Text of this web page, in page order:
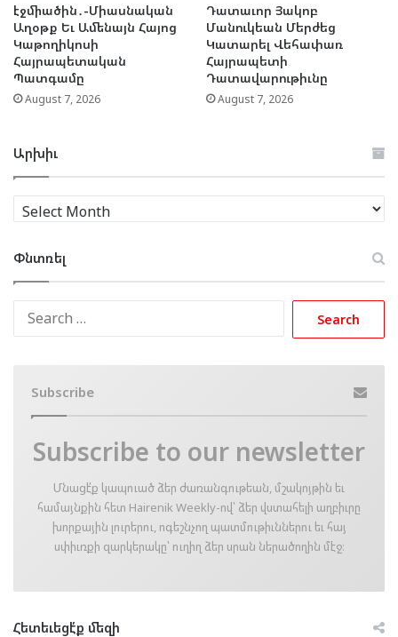
էջմիածին․-Միասնական
Աղօթք Եւ Ամենայն Հայոց
Կաթողիկոսի
Հայրապետական
Պատգամը
August 7, 2026
Դատաւոր Յակոբ
Մանուկեան Մերժեց
Կատարել Վեհափառ
Հայրապետի
Դատավարութիւնը
August 7, 2026
Արխիւ
Արխիւ
Փնտռել
Subscribe
Subscribe to our newsletter
Մնացէ՛ք կապուած ձեր ժառանգութեան, մշակոյթին եւ
համայնքին հետ Hairenik Weekly-ով՝ ձեր վստահելի աղբիւրը
խորքային լուրերու, ոգեշնչող պատմութիւններու եւ հայ
սփիւռքի զարկերակը՝ ուղիղ ձեր սրան ներածողին մէջ։
Հետեւեցէ՛ք մեզի